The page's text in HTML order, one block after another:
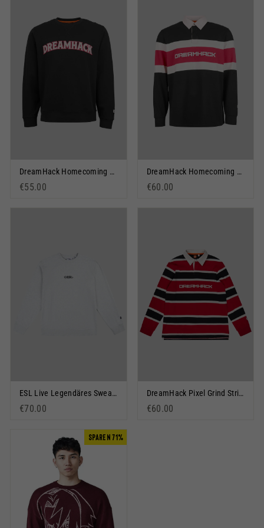
DreamHack Homecoming Sweatshirt Schwarz
€55.00
DreamHack Homecoming Rugby-Shirt Schwarz
€60.00
ESL Live Legendäres Sweatshirt Grau meliert
€70.00
DreamHack Pixel Grind Stripe Rugby-Shirt Rot
€60.00
SPAREN 71%